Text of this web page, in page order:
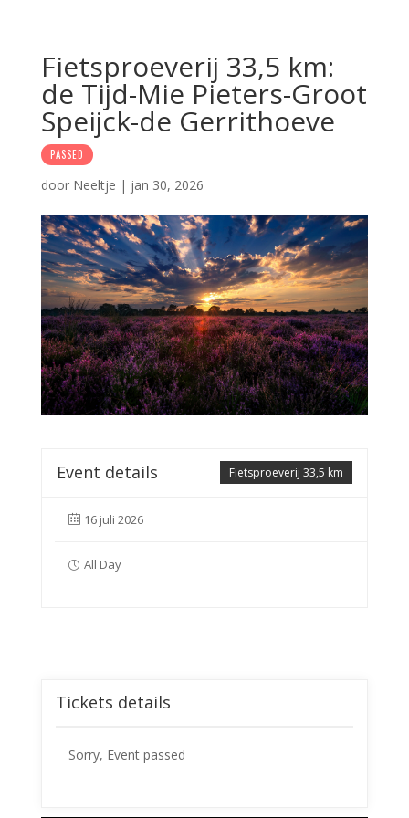
Fietsproeverij 33,5 km:
de Tijd-Mie Pieters-Groot
Speijck-de Gerrithoeve
PASSED
door Neeltje | jan 30, 2026
Fietsproeverij 33,5 km
Event details
16 juli 2026
All Day
Tickets details
Sorry, Event passed